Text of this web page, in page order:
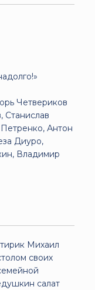
Четвериков
Станислав
Антон
Диуро,
Владимир
Михаил
своих
салат